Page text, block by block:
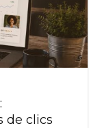
de clics